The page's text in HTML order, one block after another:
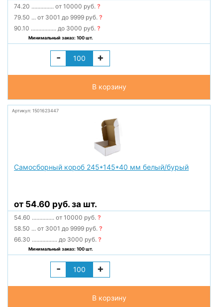
74.20 ............... от 10000 руб.?
79.50 ... от 3001 до 9999 руб.?
90.10 ................. до 3000 руб.?
Минимальный заказ: 100 шт.
- +
В корзину
Артикул: 1501623447
Самосборный короб 245*145*40 мм белый/бурый
от 54.60 руб. за шт.
54.60 ............... от 10000 руб.?
58.50 ... от 3001 до 9999 руб.?
66.30 ................. до 3000 руб.?
Минимальный заказ: 100 шт.
- +
В корзину